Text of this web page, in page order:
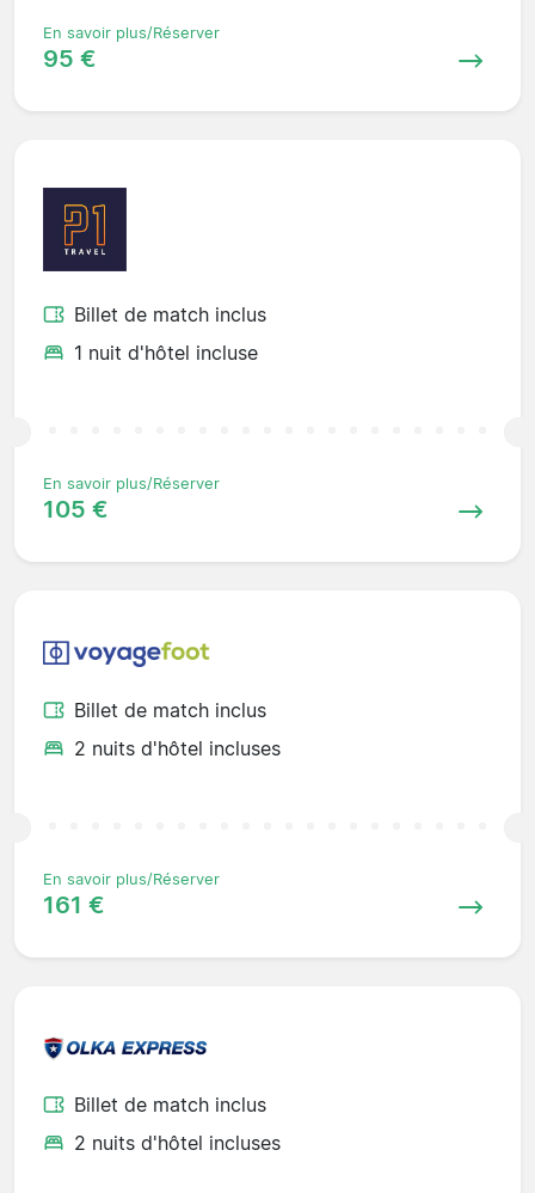
En savoir plus/Réserver
95 €
Billet de match inclus
1 nuit d'hôtel incluse
En savoir plus/Réserver
105 €
Billet de match inclus
2 nuits d'hôtel incluses
En savoir plus/Réserver
161 €
Billet de match inclus
2 nuits d'hôtel incluses